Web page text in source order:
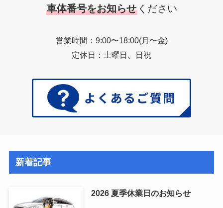
車体番号をお知らせ ください
営業時間：9:00〜18:00(月〜金)
定休日：土曜日、日祝
新着記事
2026 夏季休業日のお知らせ